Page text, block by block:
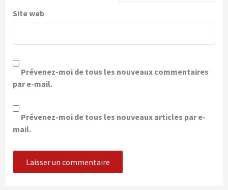
Site web
Prévenez-moi de tous les nouveaux commentaires
par e-mail.
Prévenez-moi de tous les nouveaux articles par e-
mail.